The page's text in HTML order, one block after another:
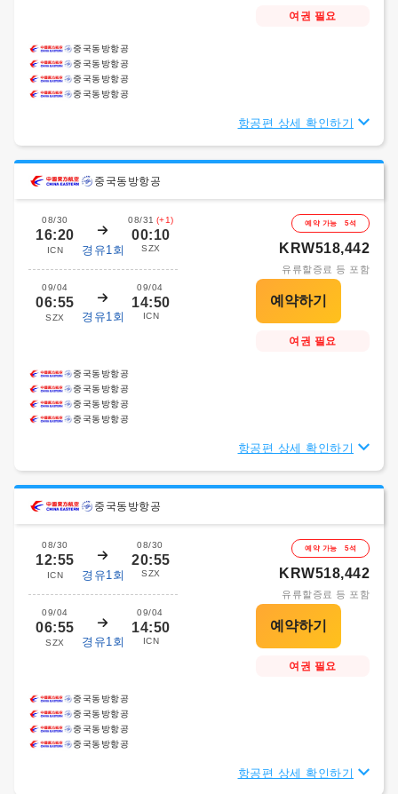
여권 필요
중국동방항공
중국동방항공
중국동방항공
중국동방항공
항공편 상세 확인하기
중국동방항공
08/30
16:20
ICN 경유1회
08/31 (+1)
00:10
SZX
09/04
06:55
SZX 경유1회
09/04
14:50
ICN
예약 가능 5석
KRW518,442
유류할증료 등 포함
여권 필요
중국동방항공
중국동방항공
중국동방항공
중국동방항공
항공편 상세 확인하기
중국동방항공
08/30
12:55
ICN 경유1회
08/30
20:55
SZX
09/04
06:55
SZX 경유1회
09/04
14:50
ICN
예약 가능 5석
KRW518,442
유류할증료 등 포함
여권 필요
중국동방항공
중국동방항공
중국동방항공
중국동방항공
항공편 상세 확인하기